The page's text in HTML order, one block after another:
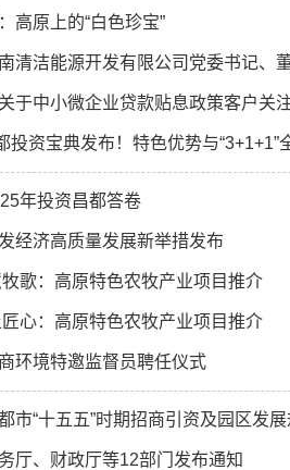
高原上的“白色珍宝”
清洁能源开发有限公司党委书记、
于中小微企业贷款贴息政策客户关
投资宝典发布！特色优势与“3+1+1”
年投资昌都答卷
经济高质量发展新举措发布
歌：高原特色农牧产业项目推介
心：高原特色农牧产业项目推介
环境特邀监督员聘任仪式
市“十五五”时期招商引资及园区发
厅、财政厅等12部门发布通知